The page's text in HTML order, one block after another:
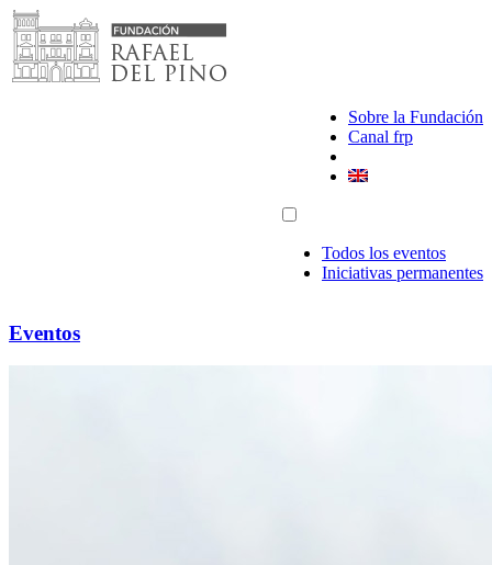
Saltar
al
contenido
Sobre la Fundación
Canal frp
Todos los eventos
Iniciativas permanentes
Eventos